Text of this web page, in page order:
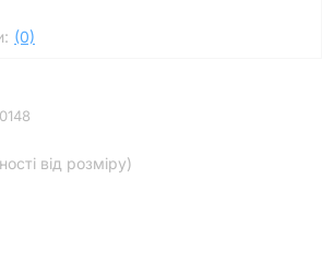
(0)
від розміру)